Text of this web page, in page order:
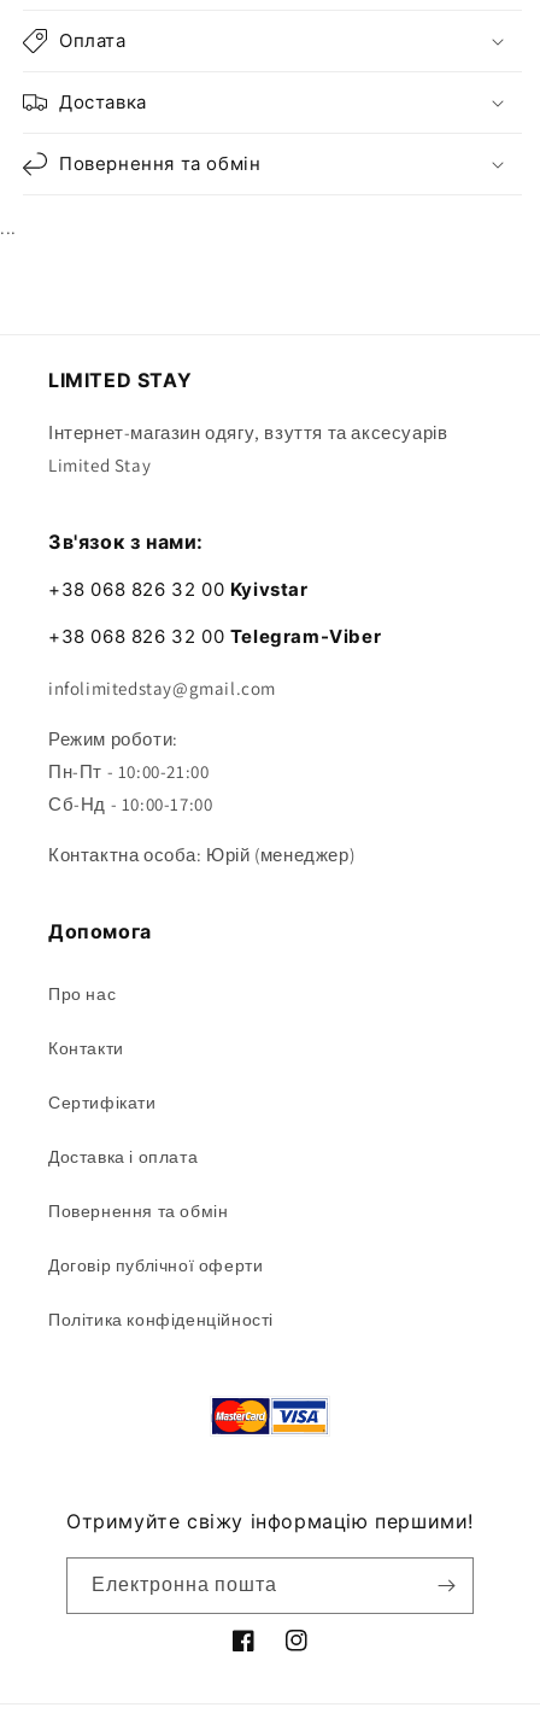
Оплата
Доставка
Повернення та обмін
...
LIMITED STAY
Інтернет-магазин одягу, взуття та аксесуарів
Limited Stay
Зв'язок з нами:
+38 068 826 32 00 Kyivstar
+38 068 826 32 00 Telegram-Viber
infolimitedstay@gmail.com
Режим роботи:
Пн-Пт - 10:00-21:00
Сб-Нд - 10:00-17:00
Контактна особа: Юрій (менеджер)
Допомога
Про нас
Контакти
Сертифікати
Доставка і оплата
Повернення та обмін
Договір публічної оферти
Політика конфіденційності
Отримуйте свіжу інформацію першими!
Електронна пошта